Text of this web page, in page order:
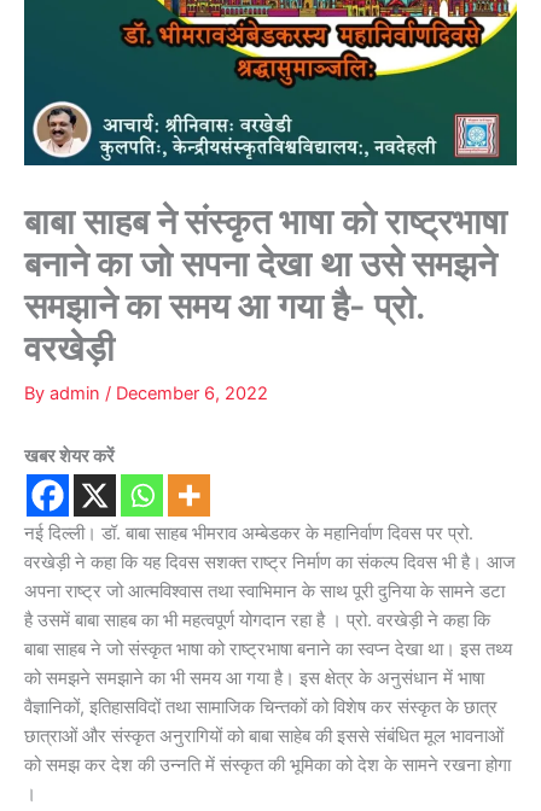
बाबा साहब ने संस्कृत भाषा को राष्ट्रभाषा
बनाने का जो सपना देखा था उसे समझने
समझाने का समय आ गया है- प्रो.
वरखेड़ी
By admin / December 6, 2022
खबर शेयर करें
नई दिल्ली। डॉ. बाबा साहब भीमराव अम्बेडकर के महानिर्वाण दिवस पर प्रो.
वरखेड़ी ने कहा कि यह दिवस सशक्त राष्ट्र निर्माण का संकल्प दिवस भी है। आज
अपना राष्ट्र जो आत्मविश्वास तथा स्वाभिमान के साथ पूरी दुनिया के सामने डटा
है उसमें बाबा साहब का भी महत्वपूर्ण योगदान रहा है । प्रो. वरखेड़ी ने कहा कि
बाबा साहब ने जो संस्कृत भाषा को राष्ट्रभाषा बनाने का स्वप्न देखा था। इस तथ्य
को समझने समझाने का भी समय आ गया है। इस क्षेत्र के अनुसंधान में भाषा
वैज्ञानिकों, इतिहासविदों तथा सामाजिक चिन्तकों को विशेष कर संस्कृत के छात्र
छात्राओं और संस्कृत अनुरागियों को बाबा साहेब की इससे संबंधित मूल भावनाओं
को समझ कर देश की उन्नति में संस्कृत की भूमिका को देश के सामने रखना होगा
।